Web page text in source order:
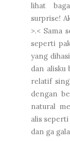
lihat
surprise!
>.< Sama
seperti
yang
dan alisku
relatif
dengan
natural
alis
dan ga